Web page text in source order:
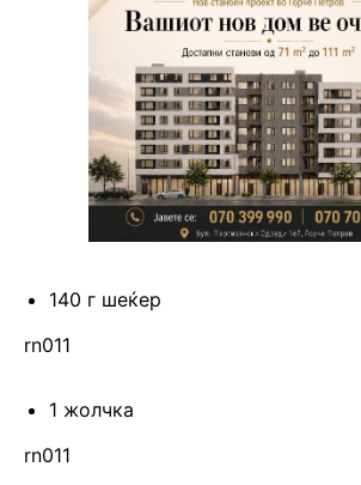
140 г шеќер
rn011
1 жолчка
rn011